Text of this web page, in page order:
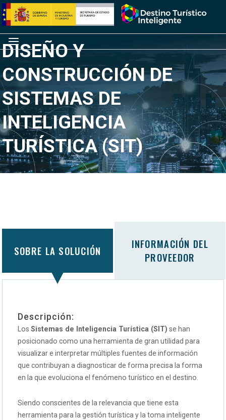
Saltar
al
contenido
Inicio
Menú
DISEÑO Y
CONSTRUCCIÓN DE
SISTEMAS DE
INTELIGENCIA
TURÍSTICA (SIT)
SOBRE LA SOLUCIÓN
INFORMACIÓN DEL
PROVEEDOR
Descripción:
LosSistemas de Inteligencia Turística (SIT) se han
posicionado como una herramienta de gran utilidad para
visualizar e interpretar múltiples fuentes de información
que contribuyan a diagnosticar de forma precisa la forma
en la que evoluciona el fenómeno turístico en el destino.
Siendo conscientes de la relevancia que tiene esta
herramienta para la gestión turística y la toma inteligente